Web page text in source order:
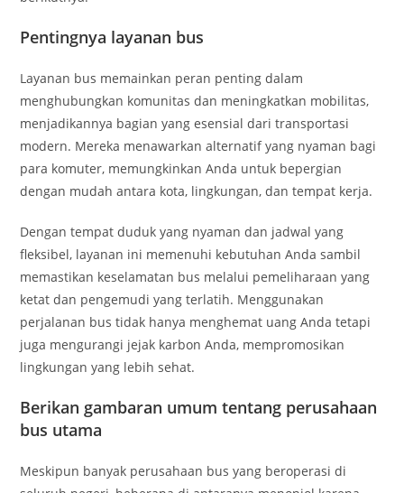
Pentingnya layanan bus
Layanan bus memainkan peran penting dalam
menghubungkan komunitas dan meningkatkan mobilitas,
menjadikannya bagian yang esensial dari transportasi
modern. Mereka menawarkan alternatif yang nyaman bagi
para komuter, memungkinkan Anda untuk bepergian
dengan mudah antara kota, lingkungan, dan tempat kerja.
Dengan tempat duduk yang nyaman dan jadwal yang
fleksibel, layanan ini memenuhi kebutuhan Anda sambil
memastikan keselamatan bus melalui pemeliharaan yang
ketat dan pengemudi yang terlatih. Menggunakan
perjalanan bus tidak hanya menghemat uang Anda tetapi
juga mengurangi jejak karbon Anda, mempromosikan
lingkungan yang lebih sehat.
Berikan gambaran umum tentang perusahaan
bus utama
Meskipun banyak perusahaan bus yang beroperasi di